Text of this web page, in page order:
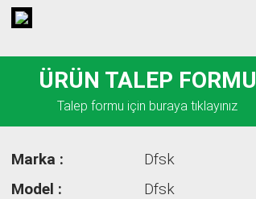
ÜRÜN TALEP FORMU
Talep formu için buraya tıklayınız
Marka :
Dfsk
Model :
Dfsk